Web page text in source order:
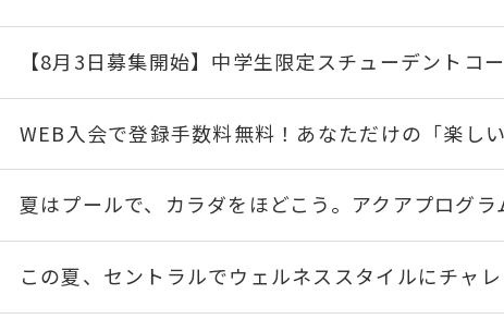
【8月3日募集開始】中学生限定スチューデントコ
WEB入会で登録手数料無料！あなただけの「楽し
夏はプールで、カラダをほどこう。アクアプログ
この夏、セントラルでウェルネススタイルにチャ